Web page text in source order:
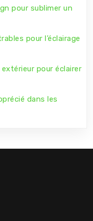
pour sublimer un
pour l’éclairage
pour éclairer
dans les